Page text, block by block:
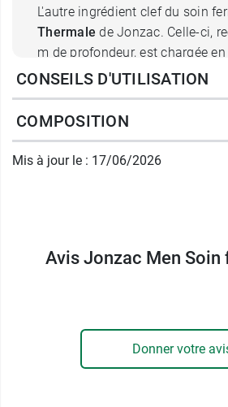
L'autre ingrédient clef du soin
Thermalede Jonzac. Celle-ci,
m de profondeur, est chargée
donnent des propriétés
et calme ses irritations. Elle est
osmotique, respectant l'équilibre
actif d'origine végétale a des
Elle inclut également un
. Autre actif
CONSEILS D'UTILISATION
COMPOSITION
Mis à jour le : 17/06/2026
Avis Jonzac Men Soin
Donner votre